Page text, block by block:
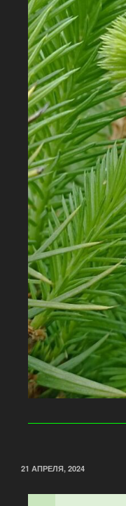
21 АПРЕЛЯ, 2024